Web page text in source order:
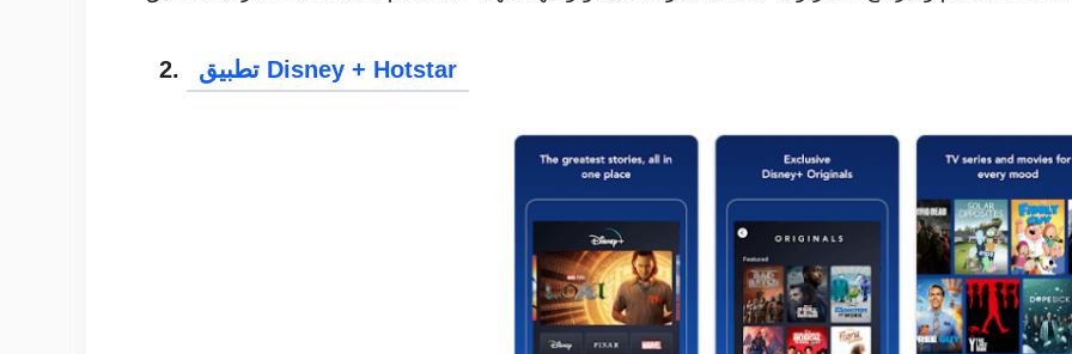
2. تطبيق Disney + Hotstar